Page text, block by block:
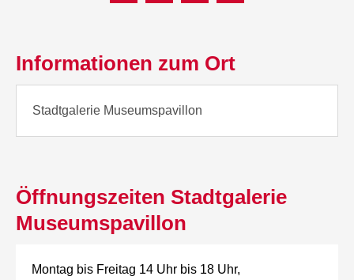
Informationen zum Ort
Stadtgalerie Museumspavillon
Öffnungszeiten Stadtgalerie
Museumspavillon
Montag bis Freitag 14 Uhr bis 18 Uhr,